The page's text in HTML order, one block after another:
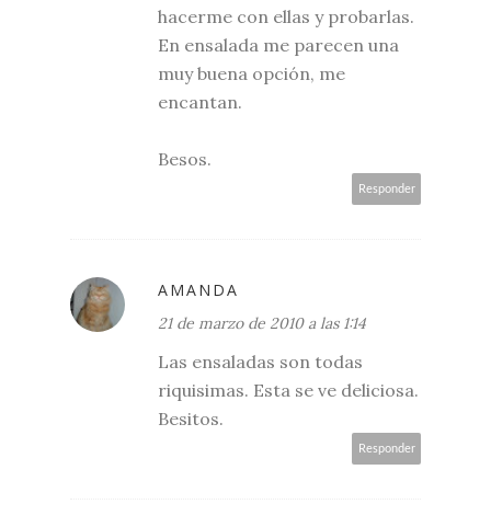
hacerme con ellas y probarlas.
En ensalada me parecen una
muy buena opción, me
encantan.
Besos.
Responder
AMANDA
21 de marzo de 2010 a las 1:14
Las ensaladas son todas
riquisimas. Esta se ve deliciosa.
Besitos.
Responder